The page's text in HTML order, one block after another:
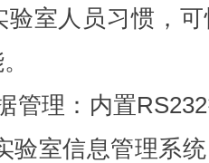
验室人员习惯，
理：内置RS232
验室信息管理系